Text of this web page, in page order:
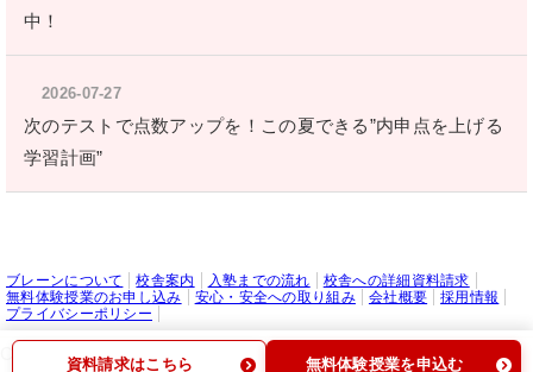
中！
2026-07-27
次のテストで点数アップを！この夏できる”内申点を上げる
学習計画”
資料請求はこちら 無料体験授業を申込む
ブレーンについて 校舎案内 入塾までの流れ
校舎への詳細資料請求
無料体験授業のお申し込み
安心・安全への取り組み 会社概要
採用情報
プライバシーポリシー
Copyright © 2010 HUMAN-BRAIN Co.,Ltd. All Rights Reserved.